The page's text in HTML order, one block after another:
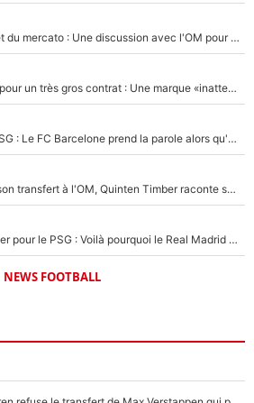
Amine Gouiri est très inquiet du mercato : Une discussion avec l'OM pour acter son transfert !
Kylian Mbappé lâche Nike pour un très gros contrat : Une marque «inattendue» va frapper très fort
Ferran Torres a dit oui au PSG : Le FC Barcelone prend la parole alors qu'un transfert de l'attaquant espagnol prend forme
En plein cauchemar après son transfert à l'OM, Quinten Timber raconte ses doutes après sa signature à Marseille
Yan Diomandé était trop cher pour le PSG : Voilà pourquoi le Real Madrid a accepté de payer la somme record de 140M€ pour boucler son transfert !
NEWS FOOTBALL